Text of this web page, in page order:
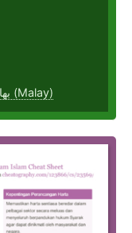
bahasa Melayu, بهاس ملايو‎ (Malay)